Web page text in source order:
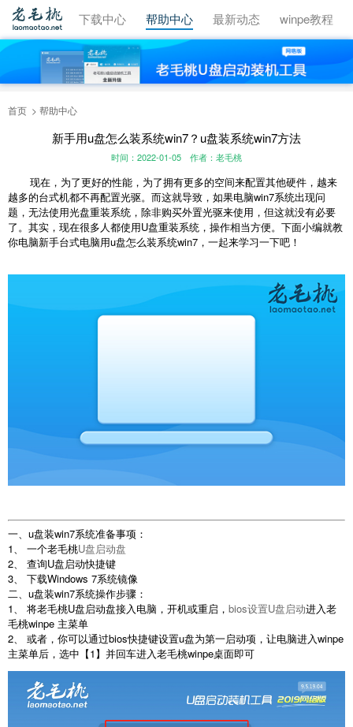
视频教程 下载中心 帮助中心 最新动态 winpe教程
首页 帮助中心
新手用u盘怎么装系统win7？u盘装系统win7方法
时间：2022-01-05 作者：老毛桃
现在，为了更好的性能，为了拥有更多的空间来配置其他硬件，越来
越多的台式机都不再配置光驱。而这就导致，如果电脑win7系统出现问
题，无法使用光盘重装系统，除非购买外置光驱来使用，但这就没有必要
了。其实，现在很多人都使用U盘重装系统，操作相当方便。下面小编就教
你电脑新手台式电脑用u盘怎么装系统win7，一起来学习一下吧！
一、u盘装win7系统准备事项：
1、 一个老毛桃U盘启动盘
2、 查询U盘启动快捷键
3、 下载Windows 7系统镜像
二、u盘装win7系统操作步骤：
1、 将老毛桃U盘启动盘接入电脑，开机或重启， bios设置U盘启动进入老
毛桃winpe 主菜单
2、 或者，你可以通过bios快捷键设置u盘为第一启动项，让电脑进入winpe
主菜单后，选中【1】并回车进入老毛桃winpe桌面即可